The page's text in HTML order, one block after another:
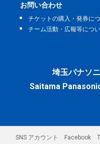
お問い合わせ
チケットの購入・発券に
チーム活動・広報等につ
埼玉パナソ
Saitama
SNS アカウント Facebook